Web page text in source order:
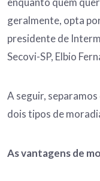
geralmente, opta
presidente de
Secovi-SP, Elbio
A seguir,
dois tipos de
As vantagens de